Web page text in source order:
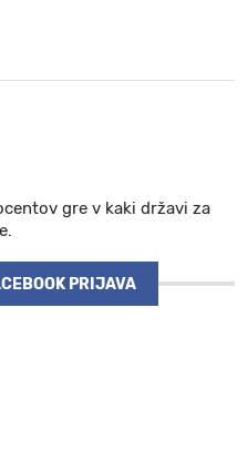
gre v kaki državi za
PRIJAVA